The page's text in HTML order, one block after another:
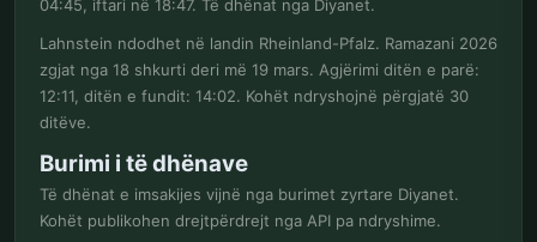
04:45, iftari në 18:47. Të dhënat nga Diyanet.
Lahnstein ndodhet në landin Rheinland-Pfalz. Ramazani 2026
zgjat nga 18 shkurti deri më 19 mars. Agjërimi ditën e parë:
12:11, ditën e fundit: 14:02. Kohët ndryshojnë përgjatë 30
ditëve.
Burimi i të dhënave
Të dhënat e imsakijes vijnë nga burimet zyrtare Diyanet.
Kohët publikohen drejtpërdrejt nga API pa ndryshime.